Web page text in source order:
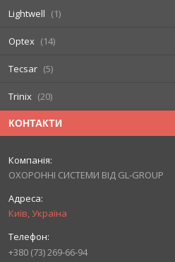
Lightwell
1
Optex 14
Tecsar 5
Trinix 20
КОНТАКТИ
ОХОРОННІ СИСТЕМИ ВІД GL-GROUP
Київ, Україна
+380 (73) 269-66-94